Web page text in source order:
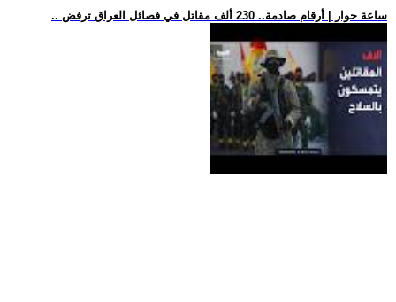
.. ساعة حوار | أرقام صادمة.. 230 ألف مقاتل في فصائل العراق ترفض